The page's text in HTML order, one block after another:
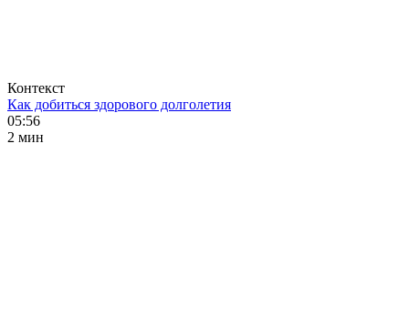
Контекст
Как добиться здорового долголетия
05:56
2 мин